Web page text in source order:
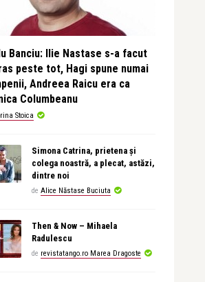
Banciu: Ilie Nastase s-a facut
peste tot, Hagi spune numai
Andreea Raicu era ca
Columbeanu
Stoica
Simona Catrina, prietena și
colega noastră, a plecat, astăzi,
dintre noi
de Alice Năstase Buciuta
Then & Now – Mihaela
Radulescu
de revistatango.ro Marea Dragoste